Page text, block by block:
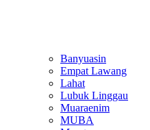
Banyuasin
Empat Lawang
Lahat
Lubuk Linggau
Muaraenim
MUBA